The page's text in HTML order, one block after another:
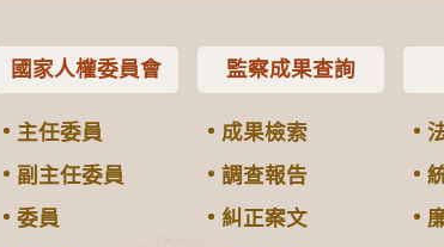
國家人權委員會
主任委員
副主任委員
委員
監察成果查詢
成果檢索
調查報告
糾正案文